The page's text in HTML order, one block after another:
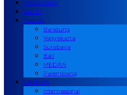
MAKASSAR
SULUT
Daerah
Bandung
Yogyakarta
Surabaya
Bali
MEDAN
Palembang
LAINNYA
Internasional